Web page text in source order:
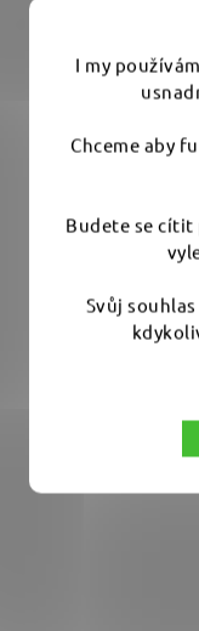
I my
Chceme aby
Budete se cítit
Svůj
Gyeon Q2 Trim
Inovovaná